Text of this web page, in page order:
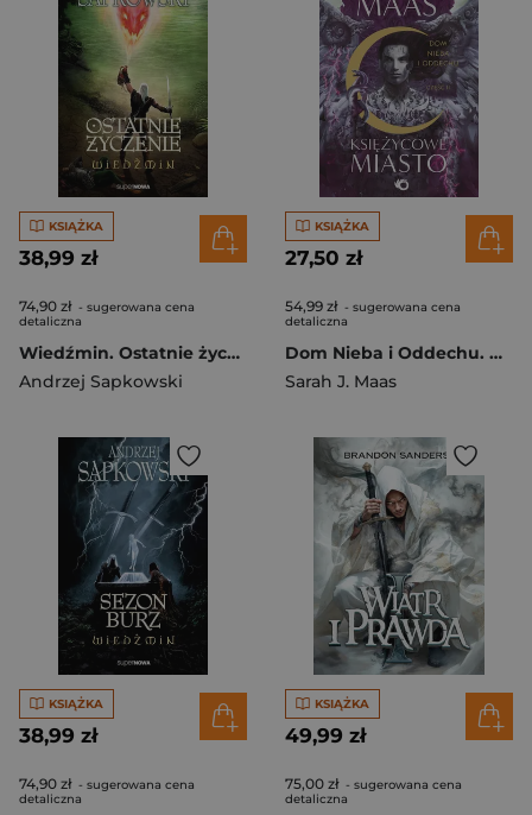
KSIĄŻKA
38,99 zł
74,90 zł - sugerowana cena
detaliczna
Wiedźmin. Ostatnie życzenie
Andrzej Sapkowski
KSIĄŻKA
27,50 zł
54,99 zł - sugerowana cena
detaliczna
Dom Nieba i Oddechu. Księżycowe Miasto. Tom 2. Część 2
Sarah J. Maas
KSIĄŻKA
38,99 zł
74,90 zł - sugerowana cena
detaliczna
KSIĄŻKA
49,99 zł
75,00 zł - sugerowana cena
detaliczna